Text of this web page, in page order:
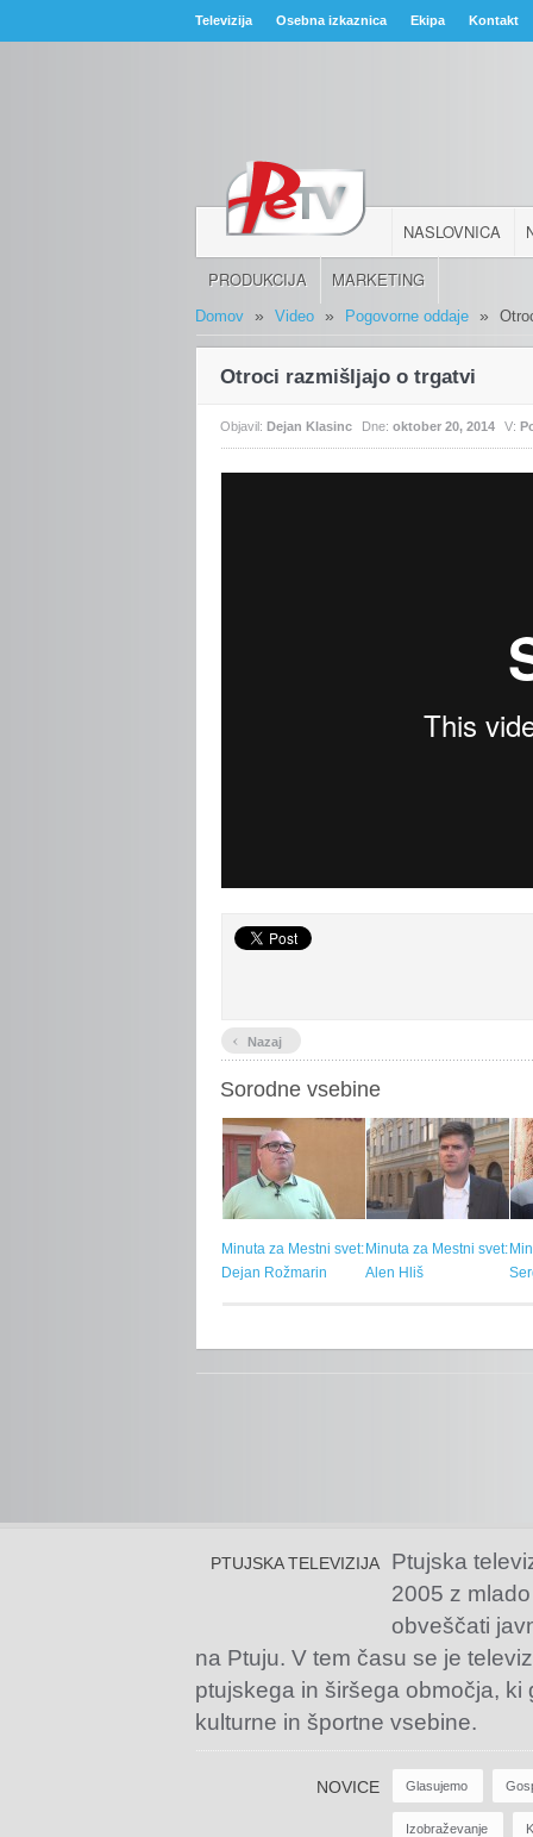
Televizija Osebna izkaznica Ekipa Kontakt
NASLOVNICA
PRODUKCIJA MARKETING
Domov » Video » Pogovorne oddaje »
Otroci razmišljajo o trgatvi
Objavil:Dejan Klasinc Dne:oktober 20, 2014 V:
‹ Nazaj
Sorodne vsebine
Minuta za Mestni svet:
Dejan Rožmarin
Minuta za Mestni svet:
Alen Hliš
PTUJSKA TELEVIZIJA
Ptujska
2005 z
obveščati
na Ptuju. V tem času se je
ptujskega in širšega območja,
kulturne in športne vsebine.
NOVICE Glasujemo
Izobraževanje